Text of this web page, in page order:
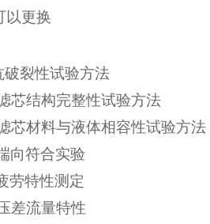
以更换
破裂性试验方法
芯结构完整性试验方法
芯材料与液体相容性试验方法
向符合实验
劳特性测定
差流量特性